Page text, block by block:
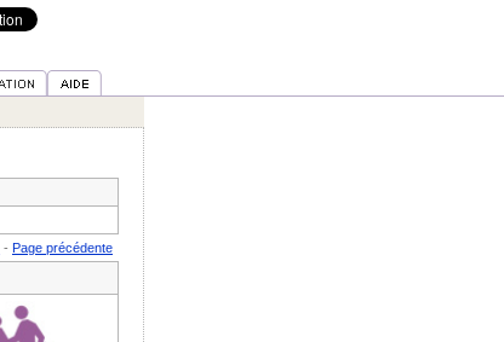
- Page précédente